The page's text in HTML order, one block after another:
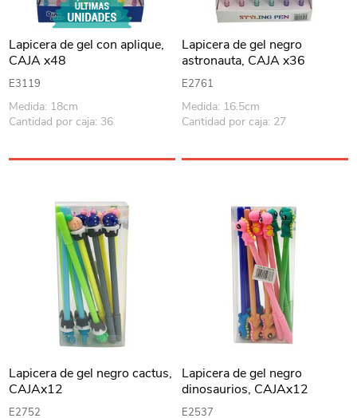
Lapicera de gel con aplique,
CAJA x48
E3119
Medida: 18cm
Cantidad por caja: 36
Lapicera de gel negro
astronauta, CAJA x36
E2761
Medida: 16.5cm
Cantidad por caja: 27
Lapicera de gel negro cactus,
CAJAx12
E2752
Lapicera de gel negro
dinosaurios, CAJAx12
E2537